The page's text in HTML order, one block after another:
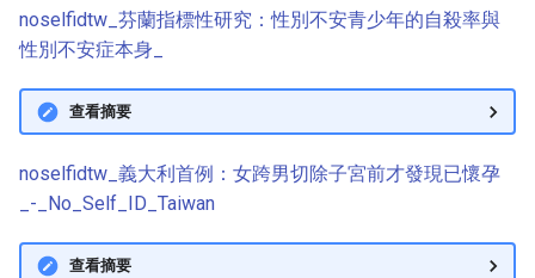
noselfidtw_芬蘭指標性研究：性別不安青少年的自殺率與
性別不安症本身_
查看摘要
noselfidtw_義大利首例：女跨男切除子宮前才發現已懷孕
_-_No_Self_ID_Taiwan
查看摘要